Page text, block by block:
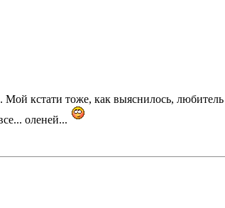
Мой кстати тоже, как выяснилось,
оленей...